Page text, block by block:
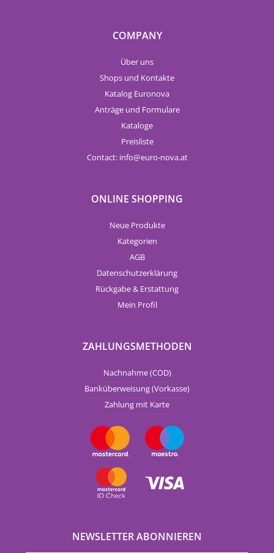
COMPANY
Über uns
Shops und Kontakte
Katalog Euronova
Anträge und Formulare
Kataloge
Preisliste
Contact: info euro-nova.at
ONLINE SHOPPING
Neue Produkte
Kategorien
AGB
Datenschutzerklärung
Rückgabe & Erstattung
Mein Profil
ZAHLUNGSMETHODEN
Nachnahme (COD)
Banküberweisung (Vorkasse)
Zahlung mit Karte
NEWSLETTER ABONNIEREN